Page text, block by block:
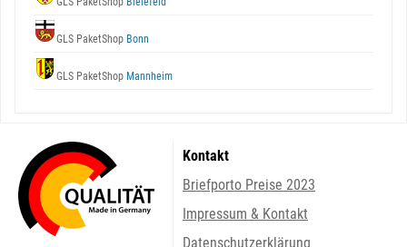
GLS PaketShop Bonn
GLS PaketShop Mannheim
Kontakt
Briefporto Preise 2023
Impressum & Kontakt
Datenschutzerklärung